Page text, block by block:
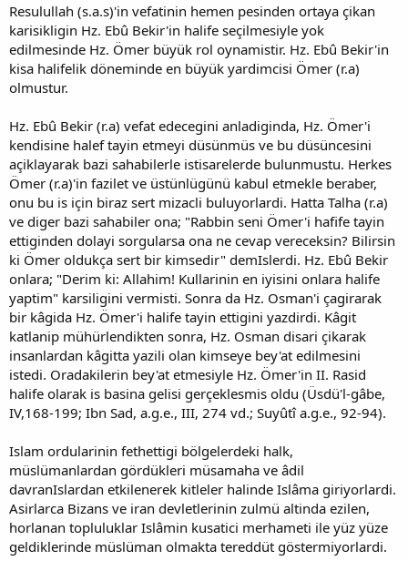
Resulullah (s.a.s)'in vefatinin hemen pesinden ortaya çikan
karisikligin Hz. Ebû Bekir'in halife seçilmesiyle yok
edilmesinde Hz. Ömer büyük rol oynamistir. Hz. Ebû Bekir'in
kisa halifelik döneminde en büyük yardimcisi Ömer (r.a)
olmustur.
Hz. Ebû Bekir (r.a) vefat edecegini anladiginda, Hz. Ömer'i
kendisine halef tayin etmeyi düsünmüs ve bu düsüncesini
açiklayarak bazi sahabilerle istisarelerde bulunmustu. Herkes
Ömer (r.a)'in fazilet ve üstünlügünü kabul etmekle beraber,
onu bu is için biraz sert mizacli buluyorlardi. Hatta Talha (r.a)
ve diger bazi sahabiler ona; "Rabbin seni Ömer'i hafife tayin
ettiginden dolayi sorgularsa ona ne cevap vereceksin? Bilirsin
ki Ömer oldukça sert bir kimsedir" demIslerdi. Hz. Ebû Bekir
onlara; "Derim ki: Allahim! Kullarinin en iyisini onlara halife
yaptim" karsiligini vermisti. Sonra da Hz. Osman'i çagirarak
bir kâgida Hz. Ömer'i halife tayin ettigini yazdirdi. Kâgit
katlanip mühürlendikten sonra, Hz. Osman disari çikarak
insanlardan kâgitta yazili olan kimseye bey'at edilmesini
istedi. Oradakilerin bey'at etmesiyle Hz. Ömer'in II. Rasid
halife olarak is basina gelisi gerçeklesmis oldu (Üsdü'l-gâbe,
IV,168-199; Ibn Sad, a.g.e., III, 274 vd.; Suyûtî a.g.e., 92-94).
Islam ordularinin fethettigi bölgelerdeki halk,
müslümanlardan gördükleri müsamaha ve âdil
davranIslardan etkilenerek kitleler halinde Islâma giriyorlardi.
Asirlarca Bizans ve iran devletlerinin zulmü altinda ezilen,
horlanan topluluklar Islâmin kusatici merhameti ile yüz yüze
geldiklerinde müslüman olmakta tereddüt göstermiyorlardi.